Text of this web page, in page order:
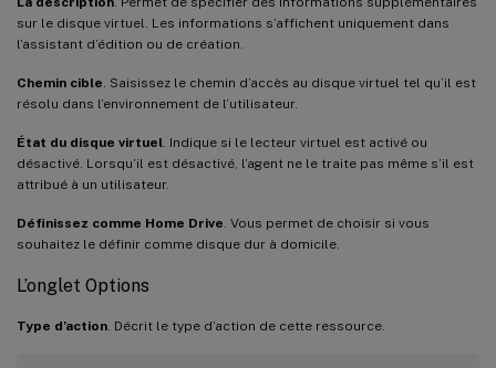
sur le disque virtuel. Les informations s’affichent uniquement dans
l’assistant d’édition ou de création.
Chemin cible . Saisissez le chemin d’accès au disque virtuel tel qu’il est
résolu dans l’environnement de l’utilisateur.
État du disque virtuel . Indique si le lecteur virtuel est activé ou
désactivé. Lorsqu’il est désactivé, l’agent ne le traite pas même s’il est
attribué à un utilisateur.
Définissez comme Home Drive . Vous permet de choisir si vous
souhaitez le définir comme disque dur à domicile.
L’onglet Options
Type d’action . Décrit le type d’action de cette ressource.